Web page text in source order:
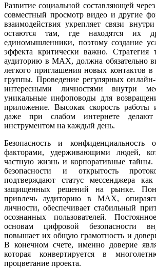
Развитие социальной составляющей
совместный просмотр видео и другие
взаимодействия укрепляет связи
остаются там, где находятся их
единомышленники, поэтому создание
эффекта критически важно. Стратегия
аудиторию в MAX, должна обязательно
легкого приглашения новых контактов
группы. Проведение регулярных
интересными личностями внутри
уникальные инфоповоды для
приложение. Высокая скорость работы
даже при слабом интернете
инструментом на каждый день.
Безопасность и конфиденциальность
факторами, удерживающими людей,
частную жизнь и корпоративные тайны.
безопасности и открытость
подтверждают статус мессенджера
защищенных решений на рынке.
привлечь аудиторию в MAX,
личности, обеспечивает стабильный
осознанных пользователей.
основам цифровой безопасности
повышает их общую грамотность и
В конечном счете, именно доверие
которая конвертируется в
процветание проекта.